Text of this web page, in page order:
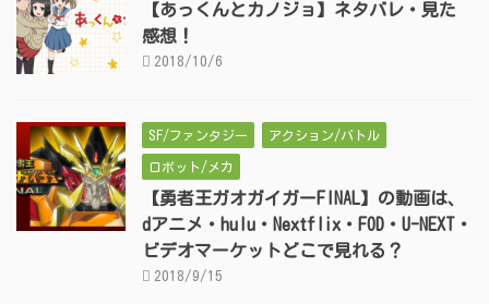
【あっくんとカノジョ】ネタバレ・見た
感想！
2018/10/6
SF/ファンタジー アクション/バトル
ロボット/メカ
【勇者王ガオガイガーFINAL】の動画は、
dアニメ・hulu・Nextflix・FOD・U-NEXT・
ビデオマーケットどこで見れる？
2018/9/15